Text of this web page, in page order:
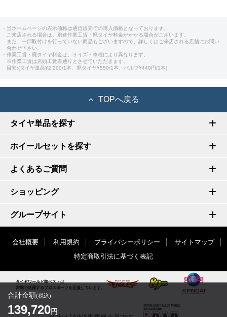
合計金額(税込)
139,720円
・当ホームページの表示価格は通信販売での購入価格となっております。
ご来店される場合は、別途作業工賃・廃タイヤ料金がかかる場合がございます。
また、一部取付けを行っていない商品もございますので、詳しくはご来店される店舗にお問い
合わせ下さい。
・作業工賃・廃タイヤ料金は、サイズ・車種により異なります。
※作業工賃は店頭工賃表通りとさせていただきます。
目安:(タイヤ単品¥2,200/1本、廃タイヤ¥550/1本、バルブ¥440円/1本)
TOPへ戻る
タイヤ単品を探す
ホイールセットを探す
よくあるご質問
ショッピング
グループサイト
会社概要 利用規約 プライバシーポリシー
サイトマップ
特定商取引法に基づく表記
タイヤワールド館ベストは
宮城で活躍するプロスポーツを応援しています。